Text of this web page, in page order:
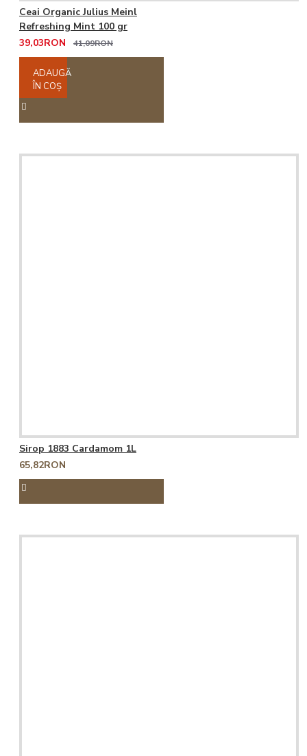
Ceai Organic Julius Meinl
Refreshing Mint 100 gr
39,03RON
41,09RON
ADAUGĂ
ÎN COŞ
Sirop 1883 Cardamom 1L
65,82RON